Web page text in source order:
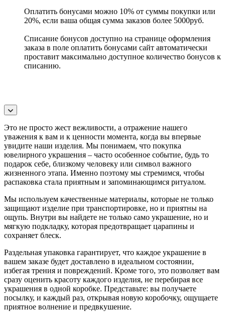
Оплатить бонусами можно 10% от суммы покупки или
20%, если ваша общая сумма заказов более 5000руб.
Списание бонусов доступно на странице оформления
заказа в поле оплатить бонусами сайт автоматически
проставит максимально доступное количество бонусов к
списанию.
Это не просто жест вежливости, а отражение нашего
уважения к вам и к ценности момента, когда вы впервые
увидите наши изделия. Мы понимаем, что покупка
ювелирного украшения – часто особенное событие, будь то
подарок себе, близкому человеку или символ важного
жизненного этапа. Именно поэтому мы стремимся, чтобы
распаковка стала приятным и запоминающимся ритуалом.
Мы используем качественные материалы, которые не только
защищают изделие при транспортировке, но и приятны на
ощупь. Внутри вы найдете не только само украшение, но и
мягкую подкладку, которая предотвращает царапины и
сохраняет блеск.
Раздельная упаковка гарантирует, что каждое украшение в
вашем заказе будет доставлено в идеальном состоянии,
избегая трения и повреждений. Кроме того, это позволяет вам
сразу оценить красоту каждого изделия, не перебирая все
украшения в одной коробке. Представьте: вы получаете
посылку, и каждый раз, открывая новую коробочку, ощущаете
приятное волнение и предвкушение.